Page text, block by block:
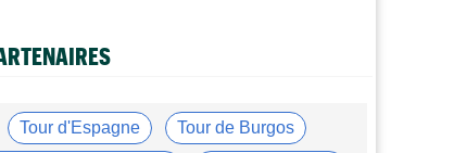
de France Femmes
du Tour Femmes... 21 abandons
de France Femmes
et Horaires… La diffusion TV de la 8e étape du
Tour d'Espagne Tour de Burgos